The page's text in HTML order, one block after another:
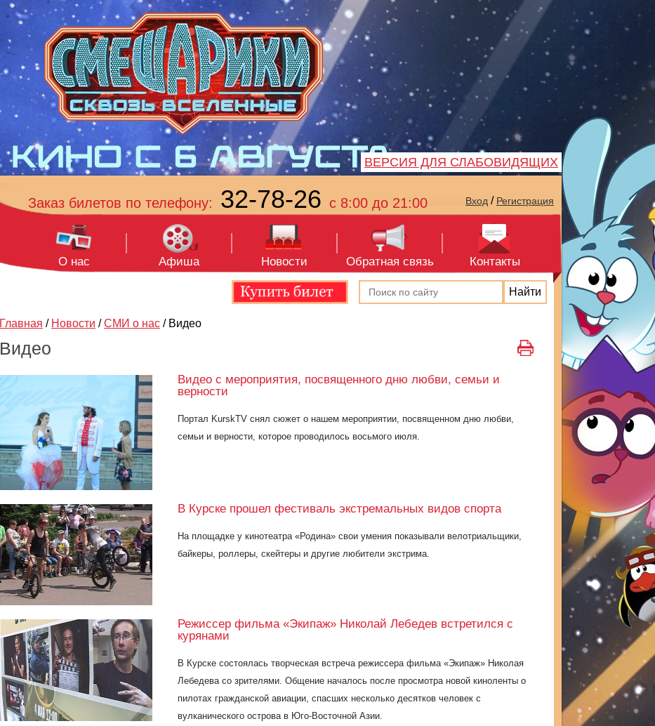
ВЕРСИЯ ДЛЯ СЛАБОВИДЯЩИХ
Заказ билетов по телефону: 32-78-26 с 8:00 до 21:00 Вход / Регистрация
О нас Афиша Новости Обратная связь Контакты
Главная / Новости / СМИ о нас / Видео
Видео
Видео с мероприятия, посвященного дню любви, семьи и
верности
Портал KurskTV снял сюжет о нашем мероприятии, посвященном дню любви,
семьи и верности, которое проводилось восьмого июля.
В Курске прошел фестиваль экстремальных видов спорта
На площадке у кинотеатра «Родина» свои умения показывали велотриальщики,
байкеры, роллеры, скейтеры и другие любители экстрима.
Режиссер фильма «Экипаж» Николай Лебедев встретился с
курянами
В Курске состоялась творческая встреча режиссера фильма «Экипаж» Николая
Лебедева со зрителями. Общение началось после просмотра новой киноленты о
пилотах гражданской авиации, спасших несколько десятков человек с
вулканического острова в Юго-Восточной Азии.